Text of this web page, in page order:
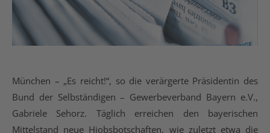
München – „Es reicht!“, so die verärgerte Präsidentin des
Bund der Selbständigen – Gewerbeverband Bayern e.V.,
Gabriele Sehorz. Täglich erreichen den bayerischen
Mittelstand neue Hiobsbotschaften, wie zuletzt etwa die